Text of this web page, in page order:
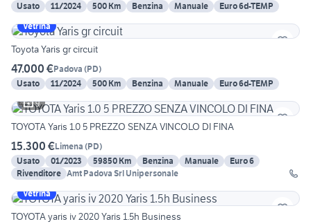
Usato
11/2024 500 Km Benzina Manuale
Euro 6d-TEMP
Vetrina
Toyota Yaris gr circuit
47.000 €Padova (PD)
Usato
11/2024 500 Km Benzina Manuale
Euro 6d-TEMP
9
TOYOTA Yaris 1.0 5 PREZZO SENZA VINCOLO DI FINA
15.300 €Limena (PD)
Usato
01/2023 59850 Km Benzina Manuale
Euro 6
Rivenditore Amt Padova Srl Unipersonale
Vetrina
TOYOTA yaris iv 2020 Yaris 1.5h Business